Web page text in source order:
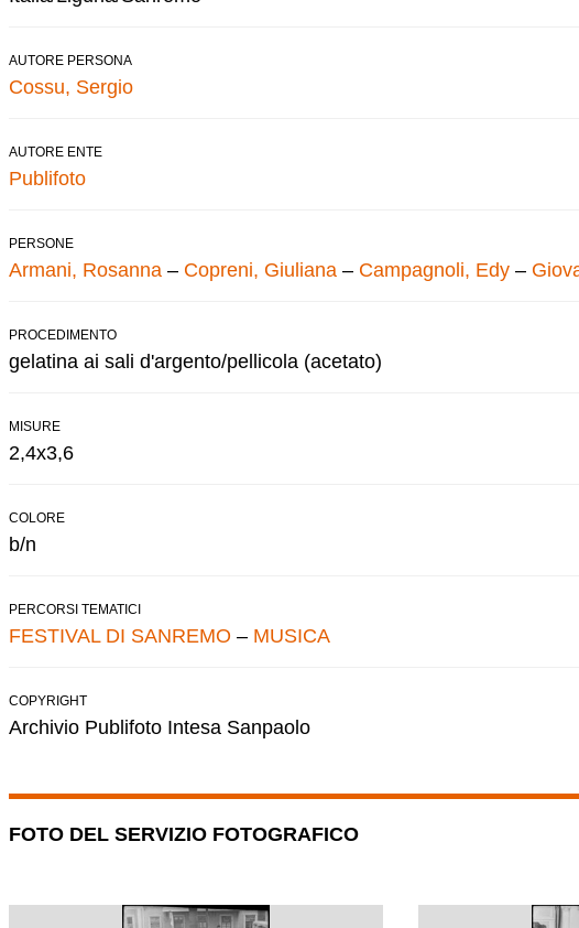
AUTORE PERSONA
Cossu, Sergio
AUTORE ENTE
Publifoto
PERSONE
Armani, Rosanna – Copreni, Giuliana – Campagnoli, Edy –
PROCEDIMENTO
gelatina ai sali d'argento/pellicola (acetato)
MISURE
2,4x3,6
COLORE
b/n
PERCORSI TEMATICI
FESTIVAL DI SANREMO – MUSICA
COPYRIGHT
Archivio Publifoto Intesa Sanpaolo
FOTO DEL SERVIZIO FOTOGRAFICO